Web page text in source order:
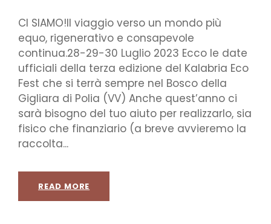
CI SIAMO!Il viaggio verso un mondo più
equo, rigenerativo e consapevole
continua.28-29-30 Luglio 2023 Ecco le date
ufficiali della terza edizione del Kalabria Eco
Fest che si terrà sempre nel Bosco della
Gigliara di Polia (VV) Anche quest’anno ci
sarà bisogno del tuo aiuto per realizzarlo, sia
fisico che finanziario (a breve avvieremo la
raccolta...
READ MORE